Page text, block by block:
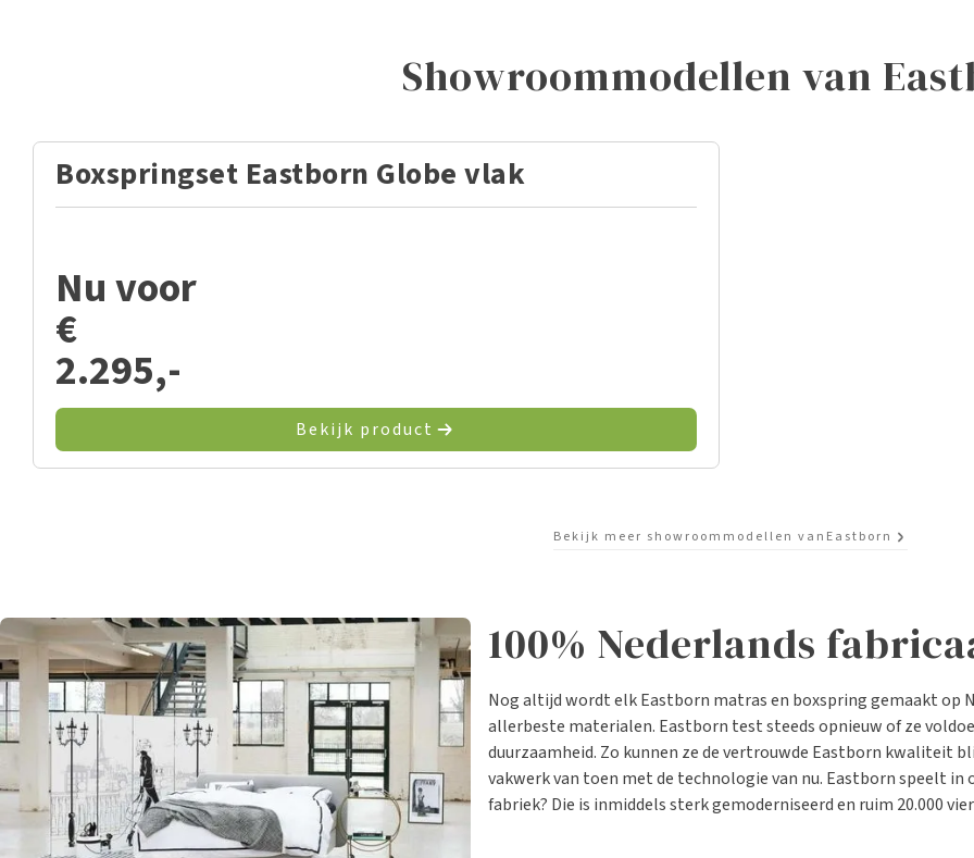
Showroommodellen van
Boxspringset Eastborn Globe vlak
Nu voor
€
2.295,-
Bekijk product
Bekijk meer showroommodellen van Eastborn
100% Nederlands
Nog altijd wordt elk Eastborn matras en boxspring gemaakt op
allerbeste materialen. Eastborn test steeds opnieuw of ze
duurzaamheid. Zo kunnen ze de vertrouwde Eastborn kwaliteit
vakwerk van toen met de technologie van nu. Eastborn speelt
fabriek? Die is inmiddels sterk gemoderniseerd en ruim 20.000